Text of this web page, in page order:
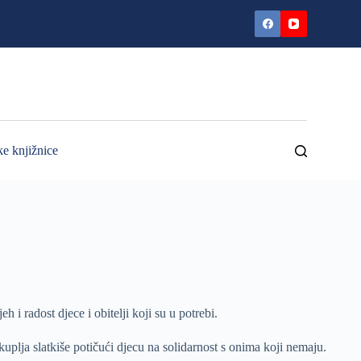
knjižnice
i radost djece i obitelji koji su u potrebi.
slatkiše potičući djecu na solidarnost s onima koji nemaju.